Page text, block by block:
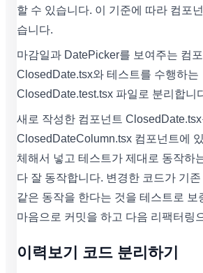
할 수 있습니다. 이 기준에 따라 컴포
습니다.
마감일과 DatePicker를 보여주는 컴
ClosedDate.tsx와 테스트를 수행하는
ClosedDate.test.tsx 파일로 분리합니
새로 작성한 컴포넌트 ClosedDate.tsx
ClosedDateColumn.tsx 컴포넌트에
체해서 넣고 테스트가 제대로 동작하
다 잘 동작합니다. 변경한 코드가 기존
같은 동작을 한다는 것을 테스트로 보
마음으로 커밋을 하고 다음 리팩터링
이력보기 코드 분리하기